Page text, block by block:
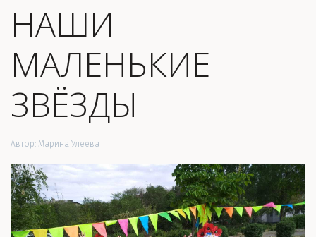
НАШИ
МАЛЕНЬКИЕ
ЗВЁЗДЫ
Автор: Марина Улеева